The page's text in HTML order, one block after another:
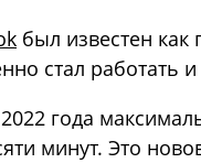
был известен как
стал работать
года
минут. Это